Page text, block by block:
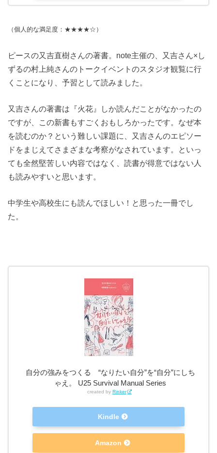
（個人的な満足度：★★★★☆）
ピースの又吉直樹さんの著書。note主催の、又吉さん×し
ずるの村上純さんのトークイベントのスタジオ観覧に行
くことになり、予習として読みました。
又吉さんの著書は『火花』しか読んだことがなかったの
ですが、この新書もすごくおもしろかったです。なぜ本
を読むのか？という難しい課題に、又吉さんのエピソー
ドをまじえてさまざまな考察がなされています。といっ
ても全然堅苦しい内容ではなく、読書が得意ではない人
も読みやすいと思います。
中学生や高校生にも読んでほしい！と思った一冊でし
た。
自分の強みをつくる “なりたい自分”を“自分”にしち
ゃえ。 U25 Survival Manual Series
created by Rinker
Kindle
Amazon